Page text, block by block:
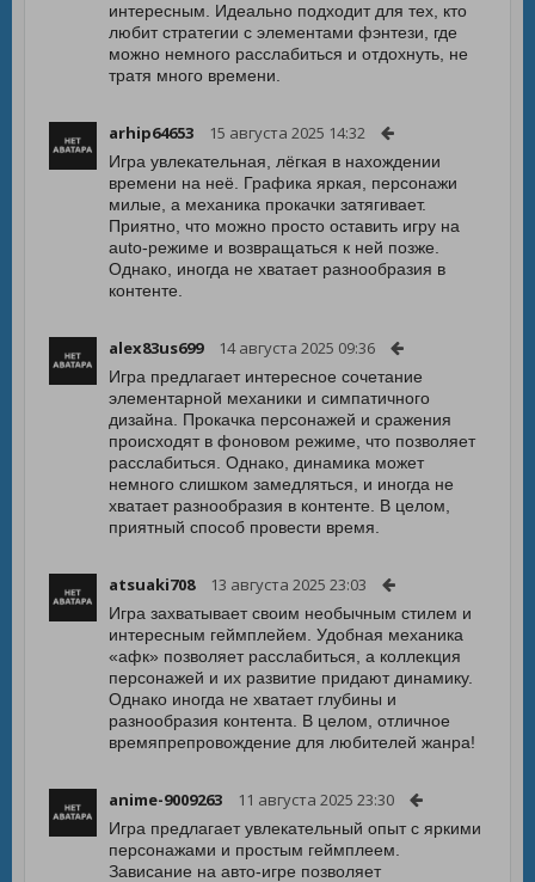
интересным. Идеально подходит для тех, кто
любит стратегии с элементами фэнтези, где
можно немного расслабиться и отдохнуть, не
тратя много времени.
arhip64653 15 августа 2025 14:32
Игра увлекательная, лёгкая в нахождении
времени на неё. Графика яркая, персонажи
милые, а механика прокачки затягивает.
Приятно, что можно просто оставить игру на
auto-режиме и возвращаться к ней позже.
Однако, иногда не хватает разнообразия в
контенте.
alex83us699 14 августа 2025 09:36
Игра предлагает интересное сочетание
элементарной механики и симпатичного
дизайна. Прокачка персонажей и сражения
происходят в фоновом режиме, что позволяет
расслабиться. Однако, динамика может
немного слишком замедляться, и иногда не
хватает разнообразия в контенте. В целом,
приятный способ провести время.
atsuaki708 13 августа 2025 23:03
Игра захватывает своим необычным стилем и
интересным геймплейем. Удобная механика
«афк» позволяет расслабиться, а коллекция
персонажей и их развитие придают динамику.
Однако иногда не хватает глубины и
разнообразия контента. В целом, отличное
времяпрепровождение для любителей жанра!
anime-9009263 11 августа 2025 23:30
Игра предлагает увлекательный опыт с яркими
персонажами и простым геймплеем.
Зависание на авто-игре позволяет